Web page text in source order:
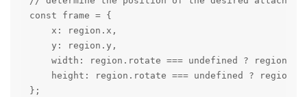
const frame = {
    x: region.x,
    y: region.y,
width: region.rotate === undefined ?
height: region.rotate === undefined ?
};